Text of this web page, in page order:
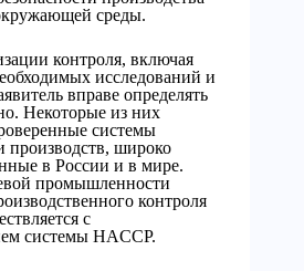
среды.
контроля, включая
исследований и
вправе определять
Некоторые из них
системы
производств, широко
в России и в мире.
промышленности
контроля
с
системы HACCP.